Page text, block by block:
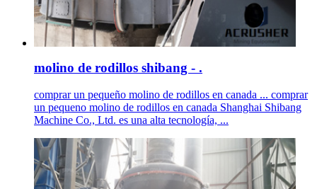
molino de rodillos shibang - .
comprar un pequeño molino de rodillos en canada ... comprar
un pequeno molino de rodillos en canada Shanghai Shibang
Machine Co., Ltd. es una alta tecnología, ...